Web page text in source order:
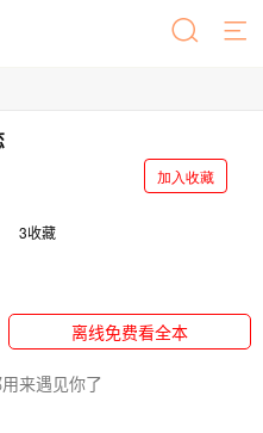
加入收藏
3收藏
离线免费看全本
来遇见你了